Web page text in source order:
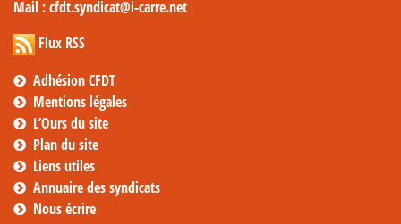
Mail : cfdt.syndicat@i-carre.net
Flux RSS
Adhésion CFDT
Mentions légales
L’Ours du site
Plan du site
Liens utiles
Annuaire des syndicats
Nous écrire